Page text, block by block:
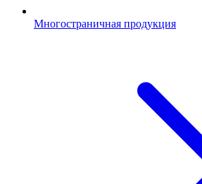
Многостраничная продукция